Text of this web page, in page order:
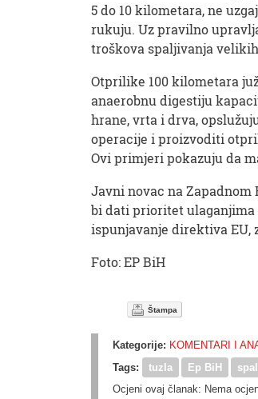
5 do 10 kilometara, ne
rukuju. Uz pravilno
troškova spaljivanja
Otprilike 100 kilometara
anaerobnu digestiju
hrane, vrta i drva,
operacije i proizvoditi
Ovi primjeri pokazuju da
Javni novac na
bi dati prioritet ulaganjima
ispunjavanje direktiva EU,
Foto: EP BiH
Štampa
Kategorije: KOMENTARI I
Tags:
tuzla Ep BiH
Ocjeni ovaj članak: Nema